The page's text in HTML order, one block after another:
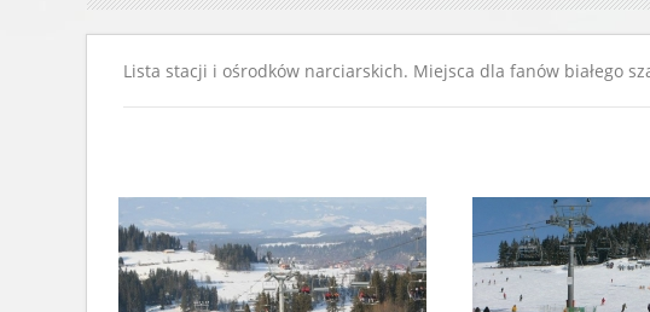
Lista stacji i ośrodków narciarskich. Miejsca dla fanów białego